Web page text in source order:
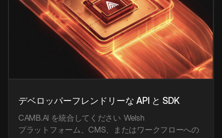
デベロッパーフレンドリーな API と SDK
CAMB.AI を統合してください Welsh
プラットフォーム、CMS、またはワークフローへの